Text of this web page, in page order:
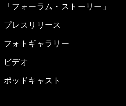
「フォーラム・ストーリー」
プレスリリース
フォトギャラリー
ビデオ
ポッドキャスト